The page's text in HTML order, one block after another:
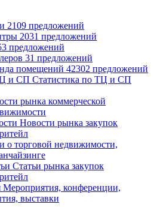
2109 предложений
2031 предложений
предложений
31 предложений
помещений 42302 предложений
и СП Статистика по ТЦ и СП
рынка коммерческой
Новости рынка закупок
о торговой недвижимости,
Статьи рынка закупок
Мероприятия, конференции,
выставки